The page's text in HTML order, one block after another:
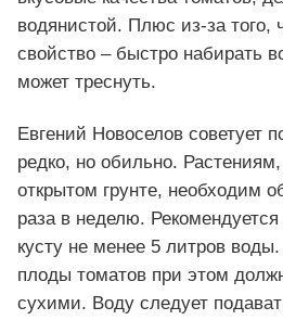
водянистой. Плюс из-за того,
свойство – быстро набирать
может треснуть.
Евгений Новоселов советует
редко, но обильно.
открытом грунте, необходим
раза в неделю.
кусту не менее 5 литров
плоды томатов при этом
сухими. Воду следует